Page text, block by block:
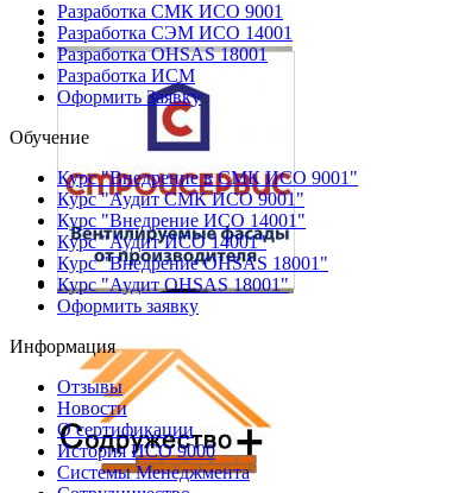
Разработка СМК ИСО 9001
Разработка СЭМ ИСО 14001
Разработка OHSAS 18001
Разработка ИСМ
Оформить Заявку
Обучение
Курс "Внедрение в СМК ИСО 9001"
Курс "Аудит СМК ИСО 9001"
Курс "Внедрение ИСО 14001"
Курс "Аудит ИСО 14001"
Курс "Внедрение OHSAS 18001"
Курс "Аудит OHSAS 18001"
Оформить заявку
Информация
Отзывы
Новости
О сертификации
История ИСО 9000
Системы Менеджмента